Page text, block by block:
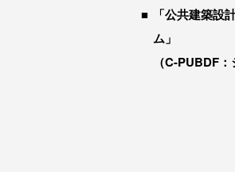
「公共建築設
ム」
（C-PUBDF